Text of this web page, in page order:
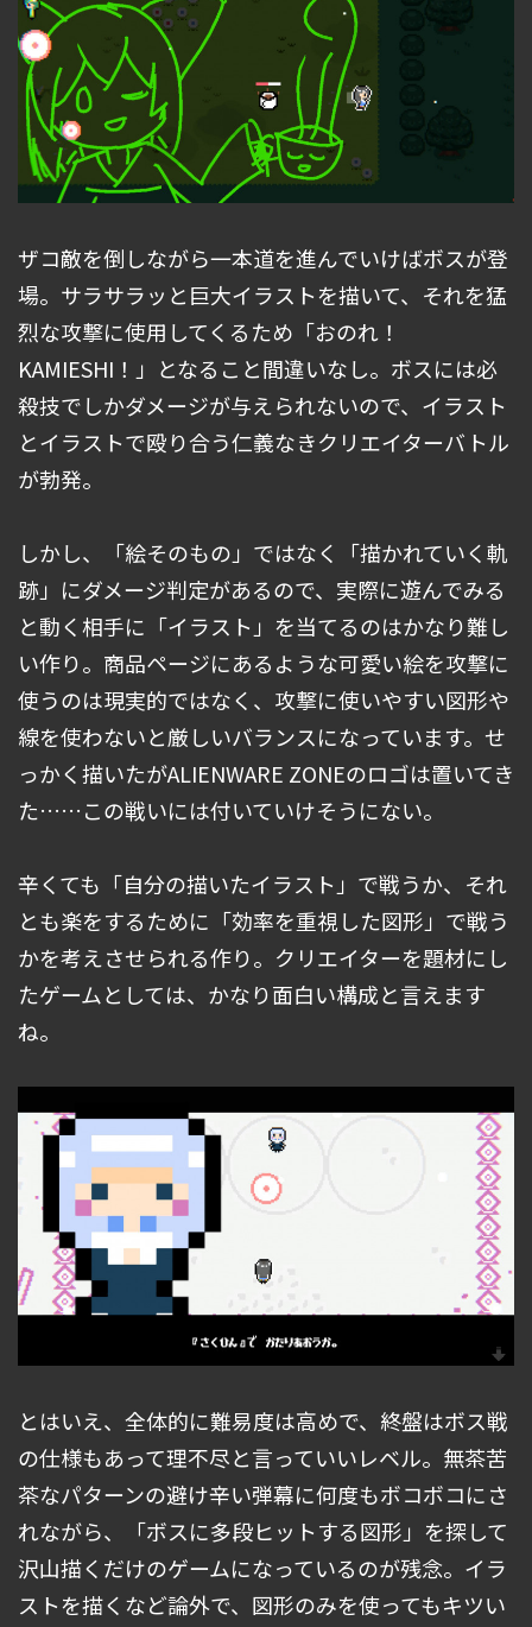
ザコ敵を倒しながら一本道を進んでいけばボスが登
場。サラサラッと巨大イラストを描いて、それを猛
烈な攻撃に使用してくるため「おのれ！
KAMIESHI！」となること間違いなし。ボスには必
殺技でしかダメージが与えられないので、イラスト
とイラストで殴り合う仁義なきクリエイターバトル
が勃発。
しかし、「絵そのもの」ではなく「描かれていく軌
跡」にダメージ判定があるので、実際に遊んでみる
と動く相手に「イラスト」を当てるのはかなり難し
い作り。商品ページにあるような可愛い絵を攻撃に
使うのは現実的ではなく、攻撃に使いやすい図形や
線を使わないと厳しいバランスになっています。せ
っかく描いたがALIENWARE ZONEのロゴは置いてき
た……この戦いには付いていけそうにない。
辛くても「自分の描いたイラスト」で戦うか、それ
とも楽をするために「効率を重視した図形」で戦う
かを考えさせられる作り。クリエイターを題材にし
たゲームとしては、かなり面白い構成と言えます
ね。
とはいえ、全体的に難易度は高めで、終盤はボス戦
の仕様もあって理不尽と言っていいレベル。無茶苦
茶なパターンの避け辛い弾幕に何度もボコボコにさ
れながら、「ボスに多段ヒットする図形」を探して
沢山描くだけのゲームになっているのが残念。イラ
ストを描くなど論外で、図形のみを使ってもキツい